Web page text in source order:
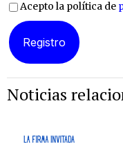
Acepto la política de
Noticias